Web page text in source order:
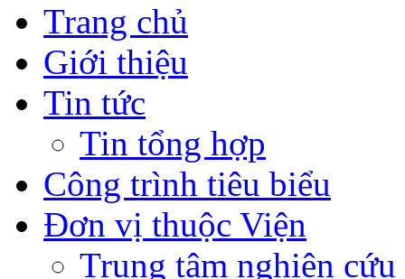
Trang chủ
Giới thiệu
Tin tức
Tin tổng hợp
Công trình tiêu biểu
Đơn vị thuộc Viện
Trung tâm nghiên